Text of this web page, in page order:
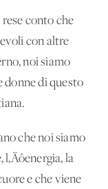
conto che
con altre
noi siamo
donne di questo
che noi siamo
la
e che viene